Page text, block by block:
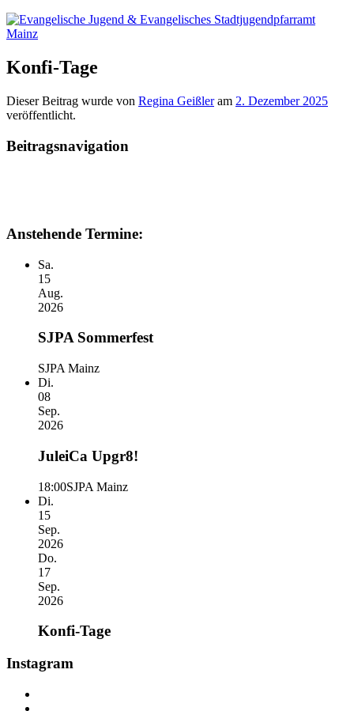
Konfi-Tage
Dieser Beitrag wurde von Regina Geißleram 2. Dezember 2025
veröffentlicht.
Beitragsnavigation
Anstehende Termine:
Sa.
15
Aug.
2026
SJPA Sommerfest
SJPA Mainz
Di.
08
Sep.
2026
JuleiCa Upgr8!
18:00SJPA Mainz
Di.
15
Sep.
2026
Do.
17
Sep.
2026
Konfi-Tage
Instagram